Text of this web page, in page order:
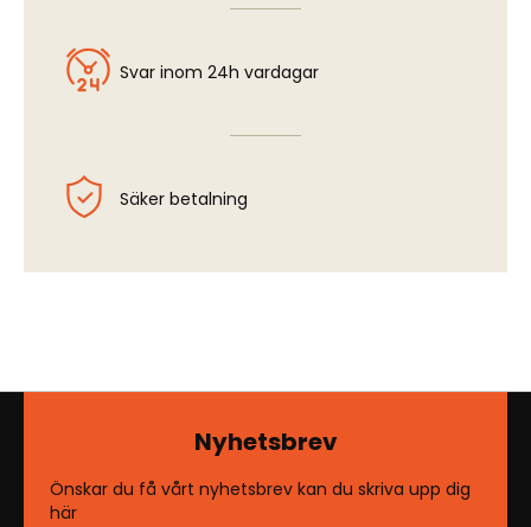
Svar inom 24h vardagar
Säker betalning
Nyhetsbrev
Önskar du få vårt nyhetsbrev kan du skriva upp dig
här